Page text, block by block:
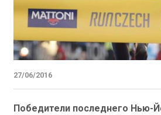
27/06/2016
Победители последнего Нью-